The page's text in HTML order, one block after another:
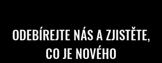
ODEBÍREJTE NÁS A ZJISTĚTE,
CO JE NOVÉHO